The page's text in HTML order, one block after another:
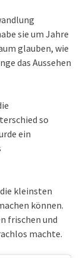
sie um Jahre
glauben, wie
das Aussehen
so
ein
kleinsten
können.
frischen und
machte.